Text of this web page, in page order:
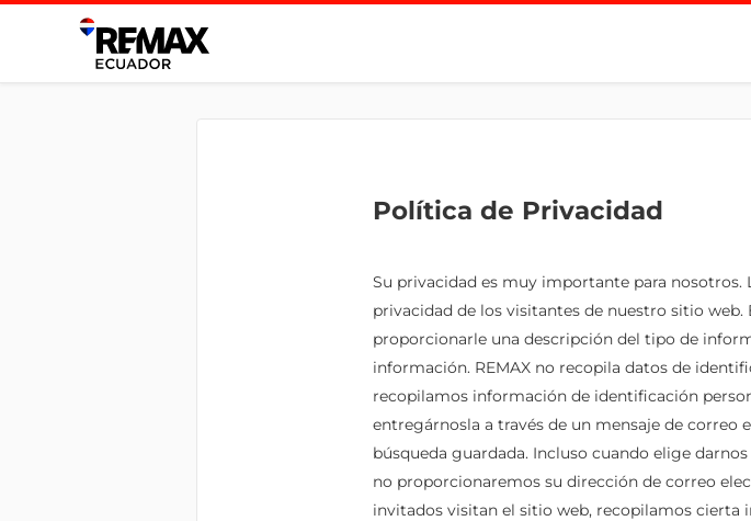
Política de Privacidad
Su privacidad es muy importante para nosotros.
privacidad de los visitantes de nuestro sitio
proporcionarle una descripción del tipo de
información. REMAX no recopila datos de
recopilamos información de identificación
entregárnosla a través de un mensaje de
búsqueda guardada. Incluso cuando elige
no proporcionaremos su dirección de correo
invitados visitan el sitio web, recopilamos cierta